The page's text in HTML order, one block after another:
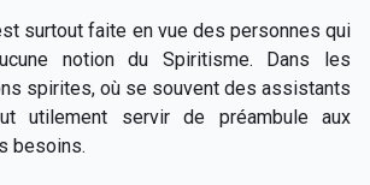
surtout faite en vue des personnes qui
notion du Spiritisme. Dans les
spirites, où se souvent des assistants
utilement servir de préambule aux
besoins.